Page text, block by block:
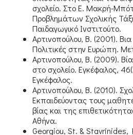
σχολείο. Στο Ε. Μακρή-
Προβλημάτων Σχολικής
Παιδαγωγικό Ινστιτούτο.
Αρτινοπούλου, Β. (2001).
Πολιτικές στην Ευρώπη.
Αρτινοπούλου, Β. (2009).
στο σχολείο. Εγκέφαλος,
Εγκέφαλος.
Αρτινοπούλου, Β. (2010).
Εκπαιδεύοντας τους
βίας και της
Αθήνα.
Georgiou, St. &